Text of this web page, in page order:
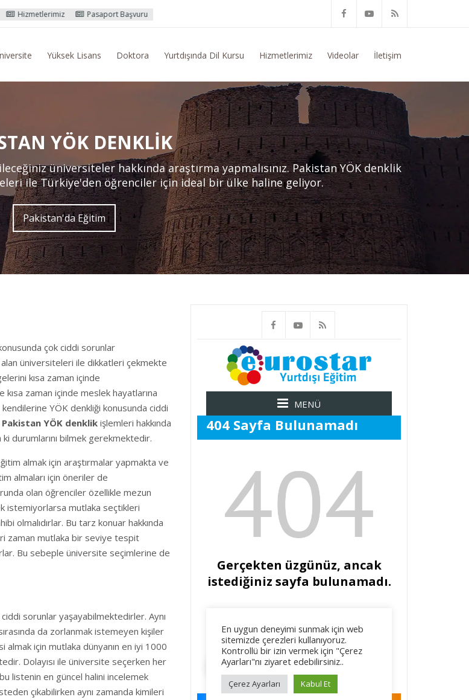
Pasaport Başvuru İşlemleri Yurtdışı Eğitim Konusunda Genel Bilgi Talep Ediyorum
Yüksek Lisans Doktora Yurtdışında Dil Kursu Hizmetlerimiz Videolar İletişim
YÖK DENKLIK
üniversiteler hakkında araştırma yapmalısınız. Pakistan YÖK denklik
ile Türkiye'den öğrenciler için ideal bir ülke haline geliyor.
Pakistan'da Eğitim
çok ciddi sorunlar
alan üniversiteleri ile dikkatleri çekmekte
kısa zaman içinde
zaman içinde meslek hayatlarına
YÖK denkliği konusunda ciddi
Pakistan YÖK denklik işlemleri hakkında
durumlarını bilmek gerekmektedir.
almak için araştırmalar yapmakta ve
almaları için öneriler de
olan öğrenciler özellikle mezun
istemiyorlarsa mutlaka seçtikleri
olmalıdırlar. Bu tarz konuar hakkında
zaman mutlaka bir seviye tespit
Bu sebeple üniversite seçimlerine de
sorunlar yaşayabilmektedirler. Aynı
da zorlanmak istemeyen kişiler
için mutlaka dünyanın en iyi 1000
Dolayısı ile üniversite seçerken her
listenin en güncel halini incelemek
çıkabilirken aynı zamanda kimileri